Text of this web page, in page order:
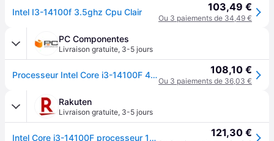
Intel I3-14100f 3.5ghz Cpu Clair 103,49 €
Ou 3 paiements de 34,49 €
PC Componentes
Livraison gratuite, 3-5 jours
Processeur Intel Core i3-14100F 4 Cœurs 3,5 GHz Base 4,7 GHz Turbo Box 108,10 €
Ou 3 paiements de 36,03 €
Rakuten
Livraison gratuite, 3-5 jours
Intel Core i3-14100F processeur 12 Mo Smart Cache Boîte 121,30 €